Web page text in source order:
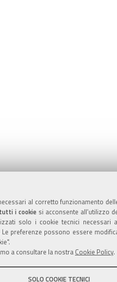
al corretto funzionamento
i cookie si acconsente all’utilizzo
solo i cookie tecnici necessari
preferenze possono essere
a consultare la nostra Cookie Policy.
SOLO COOKIE TECNICI